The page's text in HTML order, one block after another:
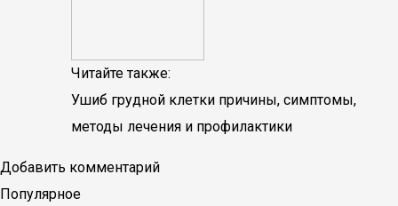
Читайте также:
Ушиб грудной клетки причины, симптомы,
методы лечения и профилактики
Добавить комментарий
Популярное